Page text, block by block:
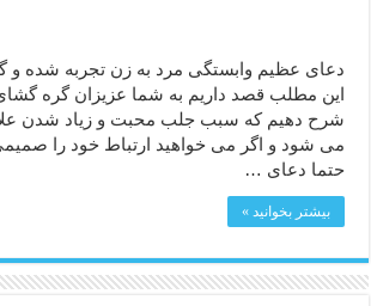
دعای عظیم وابستگی مرد به زن تجربه شده و
این مطلب قصد داریم به شما عزیزان گره
شرح دهیم که سبب جلب محبت و زیاد شدن
می شود و اگر می خواهید ارتباط خود را
حتما دعای …
بیشتر بخوانید »